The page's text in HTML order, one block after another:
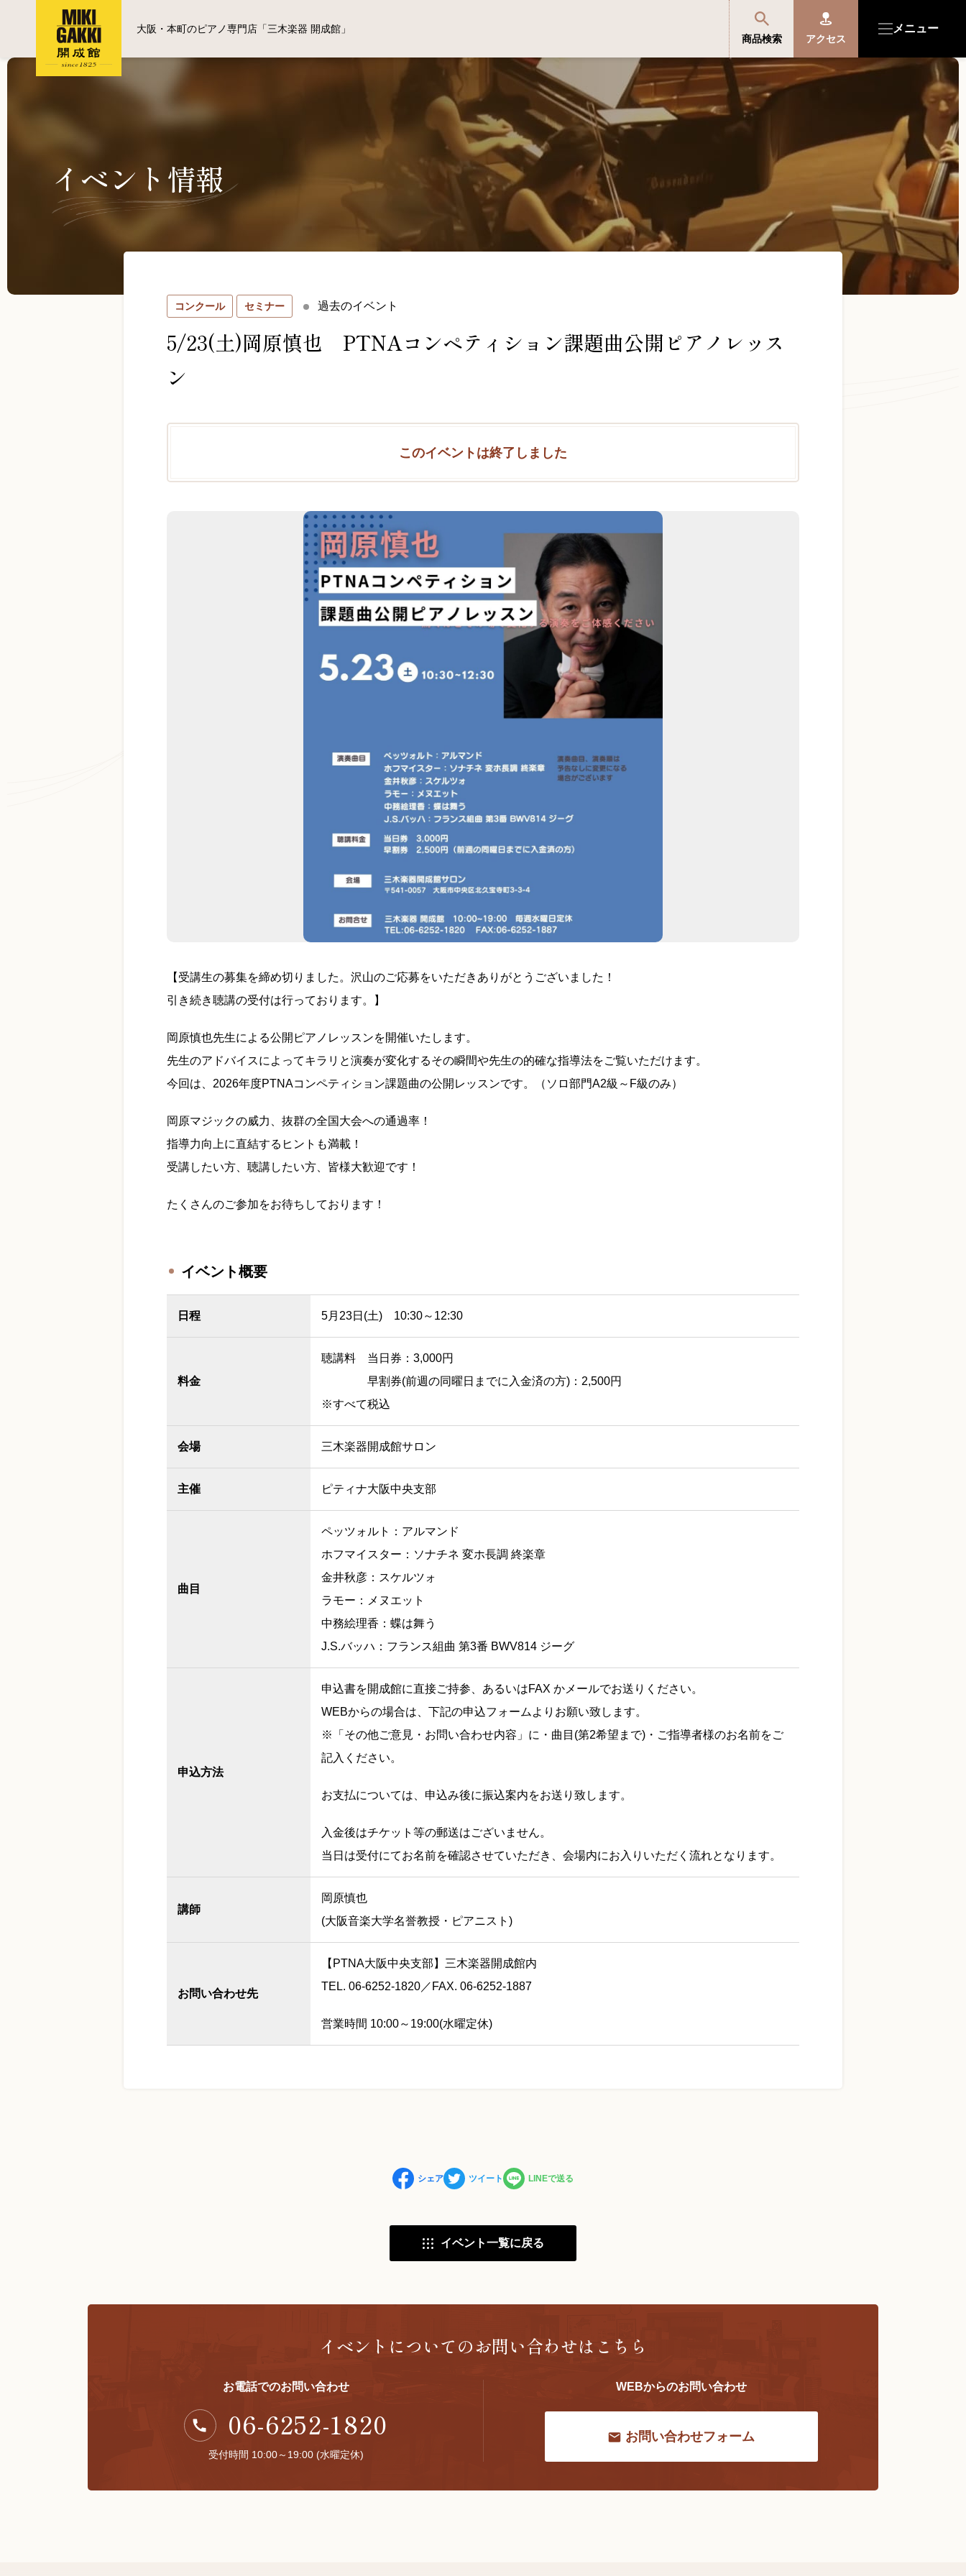
商品検索 アクセス
メニュー
大阪・本町のピアノ専門店「三木楽器 開成館」
商品を探す・選ぶ
便利なサービス
開成館を知る
音楽教室・イベント情報
受付時間 10:00～19:00 (水曜定休)
イベント情報
コンクール セミナー 過去のイベント
5/23(土)岡原慎也 PTNAコンペティション課題曲公開ピアノレッス
ン
このイベントは終了しました
【受講生の募集を締め切りました。沢山のご応募をいただきありがとうございました！
引き続き聴講の受付は行っております。】
岡原慎也先生による公開ピアノレッスンを開催いたします。
先生のアドバイスによってキラリと演奏が変化するその瞬間や先生の的確な指導法をご覧いただけます。
今回は、2026年度PTNAコンペティション課題曲の公開レッスンです。（ソロ部門A2級～F級のみ）
岡原マジックの威力、抜群の全国大会への通過率！
指導力向上に直結するヒントも満載！
受講したい方、聴講したい方、皆様大歓迎です！
たくさんのご参加をお待ちしております！
イベント概要
日程 5月23日(土) 10:30～12:30
料金
聴講料 当日券：3,000円
早割券(前週の同曜日までに入金済の方)：2,500円
※すべて税込
会場 三木楽器開成館サロン
主催 ピティナ大阪中央支部
曲目
ペッツォルト：アルマンド
ホフマイスター：ソナチネ 変ホ長調 終楽章
金井秋彦：スケルツォ
ラモー：メヌエット
中務絵理香：蝶は舞う
J.S.バッハ：フランス組曲 第3番 BWV814 ジーグ
申込方法
申込書を開成館に直接ご持参、あるいはFAX かメールでお送りください。
WEBからの場合は、下記の申込フォームよりお願い致します。
※「その他ご意見・お問い合わせ内容」に・曲目(第2希望まで)・ご指導者様のお名前をご
記入ください。
お支払については、申込み後に振込案内をお送り致します。
入金後はチケット等の郵送はございません。
当日は受付にてお名前を確認させていただき、会場内にお入りいただく流れとなります。
講師
岡原慎也
(大阪音楽大学名誉教授・ピアニスト)
お問い合わせ先
【PTNA大阪中央支部】三木楽器開成館内
TEL. 06-6252-1820／FAX. 06-6252-1887
営業時間 10:00～19:00(水曜定休)
シェア ツイート LINEで送る
イベント一覧に戻る
イベントについてのお問い合わせはこちら
お電話でのお問い合わせ
06-6252-1820
受付時間 10:00～19:00 (水曜定休)
WEBからのお問い合わせ
お問い合わせフォーム